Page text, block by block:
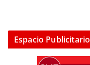
Espacio Publicitario